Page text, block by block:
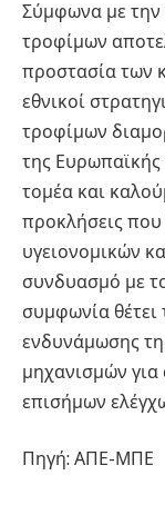
Σύμφωνα με την
τροφίμων
προστασία των
εθνικοί
τροφίμων
της
τομέα και
προκλήσεις που
υγειονομικών
συνδυασμό με
συμφωνία θέτει
ενδυνάμωσης
μηχανισμών
επισήμων
Πηγή: ΑΠΕ-ΜΠΕ